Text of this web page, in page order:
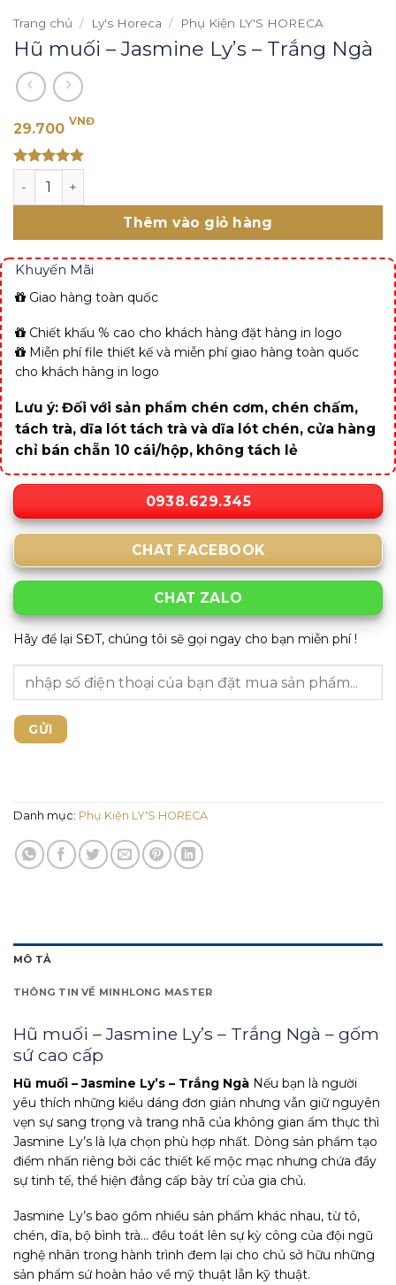
Trang chủ / Ly's Horeca / Phụ Kiện LY'S HORECA
Hũ muối – Jasmine Ly’s – Trắng Ngà
29.700 VNĐ
out of 5
Hũ muối - Jasmine Ly's - Trắng Ngà số lượng
Thêm vào giỏ hàng
Khuyến Mãi
Giao hàng toàn quốc
Chiết khấu % cao cho khách hàng đặt hàng in logo
Miễn phí file thiết kế và miễn phí giao hàng toàn quốc
cho khách hàng in logo
Lưu ý: Đối với sản phẩm chén cơm, chén chấm,
tách trà, dĩa lót tách trà và dĩa lót chén, cửa hàng
chỉ bán chẵn 10 cái/hộp, không tách lẻ
0938.629.345
CHAT FACEBOOK
CHAT ZALO
Hãy để lại SĐT, chúng tôi sẽ gọi ngay cho bạn miễn phí !
Danh mục: Phụ Kiện LY'S HORECA
MÔ TẢ
THÔNG TIN VỀ MINHLONG MASTER
Hũ muối – Jasmine Ly’s – Trắng Ngà – gốm
sứ cao cấp
Hũ muối – Jasmine Ly’s – Trắng Ngà Nếu bạn là người
yêu thích những kiểu dáng đơn giản nhưng vẫn giữ nguyên
vẹn sự sang trọng và trang nhã của không gian ẩm thực thì
Jasmine Ly’s là lựa chọn phù hợp nhất. Dòng sản phẩm tạo
điểm nhấn riêng bởi các thiết kế mộc mạc nhưng chứa đầy
sự tinh tế, thể hiện đẳng cấp bày trí của gia chủ.
Jasmine Ly’s bao gồm nhiều sản phẩm khác nhau, từ tô,
chén, dĩa, bộ bình trà… đều toát lên sự kỳ công của đội ngũ
nghệ nhân trong hành trình đem lại cho chủ sở hữu những
sản phẩm sứ hoàn hảo về mỹ thuật lẫn kỹ thuật.